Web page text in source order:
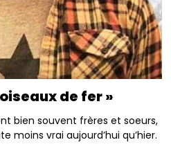
de fer »
bien souvent frères et soeurs,
moins vrai aujourd’hui qu’hier.